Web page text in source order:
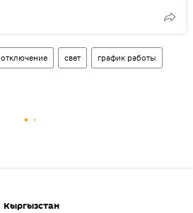
отключение свет график работы
Кыргызстан